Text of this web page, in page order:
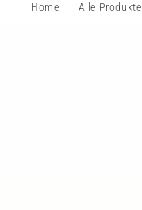
Home Alle Produkte